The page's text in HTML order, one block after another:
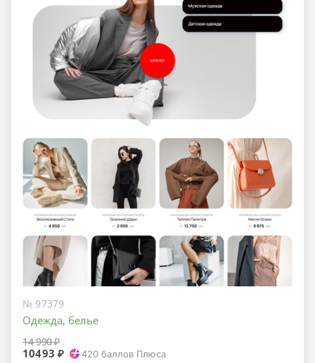
№ 97379
Одежда, белье
14 990 ₽
10493 ₽ 420 баллов Плюса